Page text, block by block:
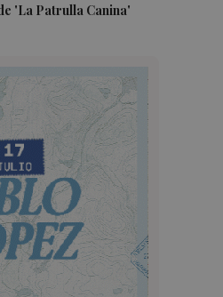
'La Patrulla Canina'